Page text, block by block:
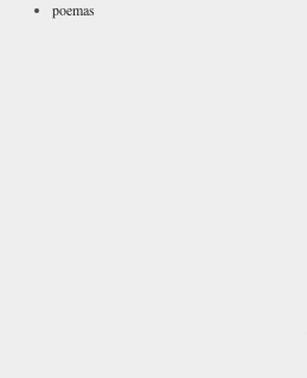
poemas